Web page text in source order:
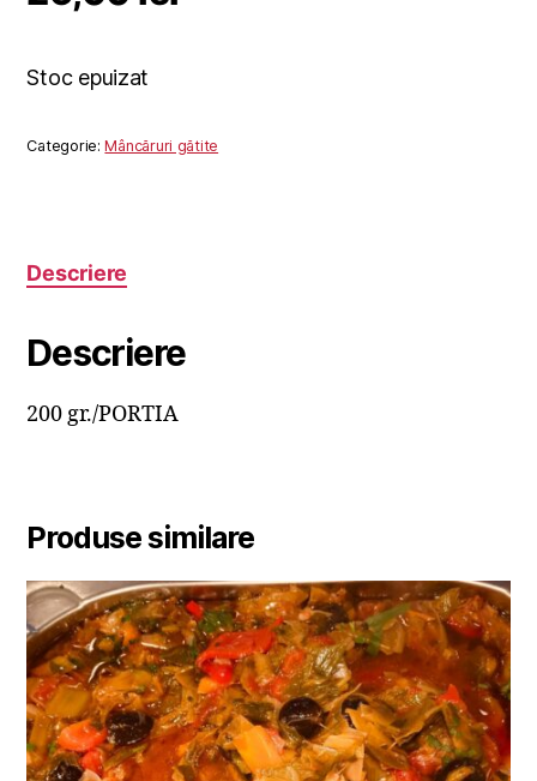
Stoc epuizat
Categorie:Mâncăruri gătite
Descriere
Descriere
200 gr./PORTIA
Produse similare